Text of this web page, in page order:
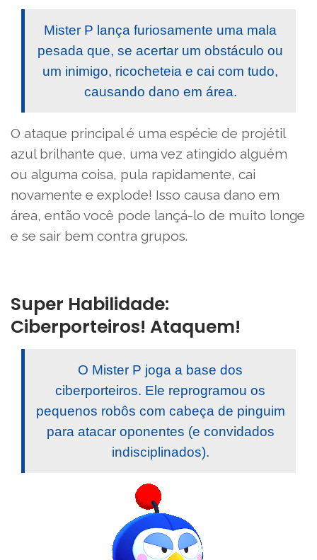
Mister P lança furiosamente uma mala
pesada que, se acertar um obstáculo ou
um inimigo, ricocheteia e cai com tudo,
causando dano em área.
O ataque principal é uma espécie de projétil
azul brilhante que, uma vez atingido alguém
ou alguma coisa, pula rapidamente, cai
novamente e explode! Isso causa dano em
área, então você pode lançá-lo de muito longe
e se sair bem contra grupos.
Super Habilidade:
Ciberporteiros! Ataquem!
O Mister P joga a base dos
ciberporteiros. Ele reprogramou os
pequenos robôs com cabeça de pinguim
para atacar oponentes (e convidados
indisciplinados).